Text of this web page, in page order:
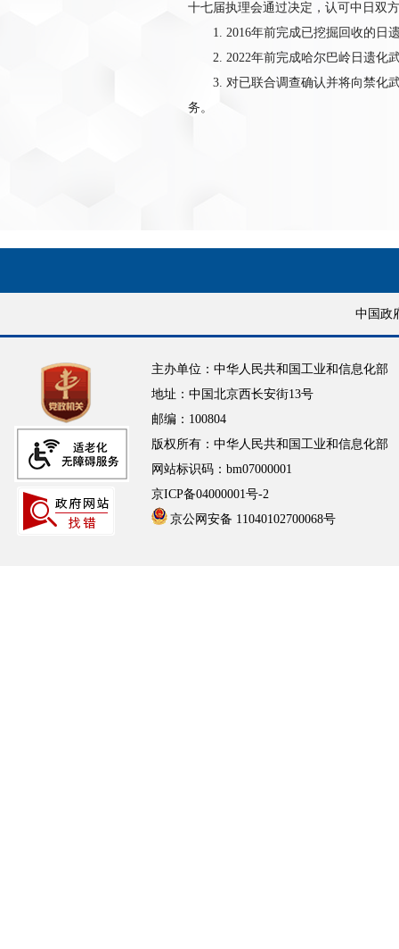
十七届执理会通过决定，认可中日双
1. 2016年前完成已挖掘回收的日
2. 2022年前完成哈尔巴岭日遗化
3. 对已联合调查确认并将向禁化
务。
中国政
主办单位：中华人民共和国工业和信息化部
地址：中国北京西长安街13号
邮编：100804
版权所有：中华人民共和国工业和信息化部
网站标识码：bm07000001
京ICP备04000001号-2
京公网安备 11040102700068号